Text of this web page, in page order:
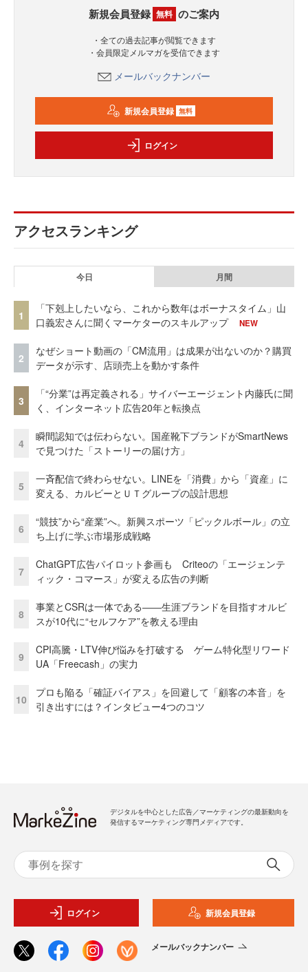
新規会員登録 無料 のご案内
・全ての過去記事が閲覧できます
・会員限定メルマガを受信できます
メールバックナンバー
新規会員登録 無料
ログイン
アクセスランキング
今日 月間
1
「下剋上したいなら、これから数年はボーナスタイム」山
口義宏さんに聞くマーケターのスキルアップ
NEW
2
なぜショート動画の「CM流用」は成果が出ないのか？購買
データが示す、店頭売上を動かす条件
3
「“分業”は再定義される」サイバーエージェント内藤氏に聞
く、インターネット広告20年と転換点
4
瞬間認知では伝わらない。国産靴下ブランドがSmartNews
で見つけた「ストーリーの届け方」
5
一斉配信で終わらせない。LINEを「消費」から「資産」に
変える、カルビーとＵＴグループの設計思想
6
“競技”から“産業”へ。新興スポーツ「ピックルボール」の立
ち上げに学ぶ市場形成戦略
7
ChatGPT広告パイロット参画も Criteoの「エージェンテ
ィック・コマース」が変える広告の判断
8
事業とCSRは一体である――生涯ブランドを目指すオルビ
スが10代に“セルフケア”を教える理由
9
CPI高騰・LTV伸び悩みを打破する ゲーム特化型リワード
UA「Freecash」の実力
10
プロも陥る「確証バイアス」を回避して「顧客の本音」を
引き出すには？インタビュー4つのコツ
デジタルを中心とした広告／マーケティングの最新動向を
発信するマーケティング専門メディアです。
ログイン 新規会員登録
メールバックナンバー